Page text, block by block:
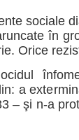
sociale
în
Orice
a
– şi n-a